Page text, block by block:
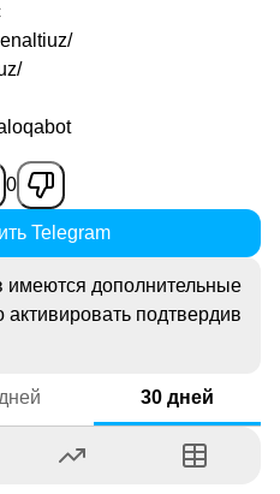
0
Telegram
имеются дополнительные
подтвердив
30 дней